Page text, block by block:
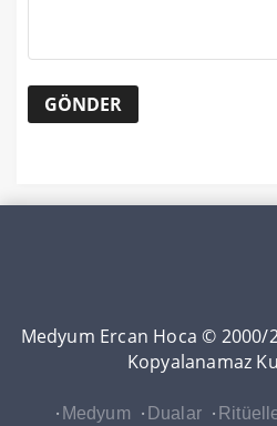
Medyum Ercan Hoca © 2000/
Kopyalanamaz
Medyum Dualar